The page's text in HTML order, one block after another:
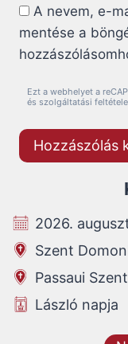
A nevem, e-
mentése a
Ezt a webhelyet a
és szolgáltatási
2026.
Szent
Passaui
László napja